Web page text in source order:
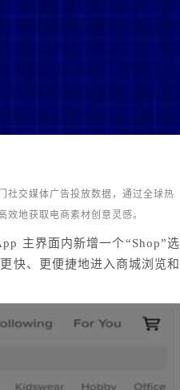
社交媒体广告投放数据，通过全球热
地获取电商素材创意灵感。
主界面内新增一个“Shop”选
快、更便捷地进入商城浏览和